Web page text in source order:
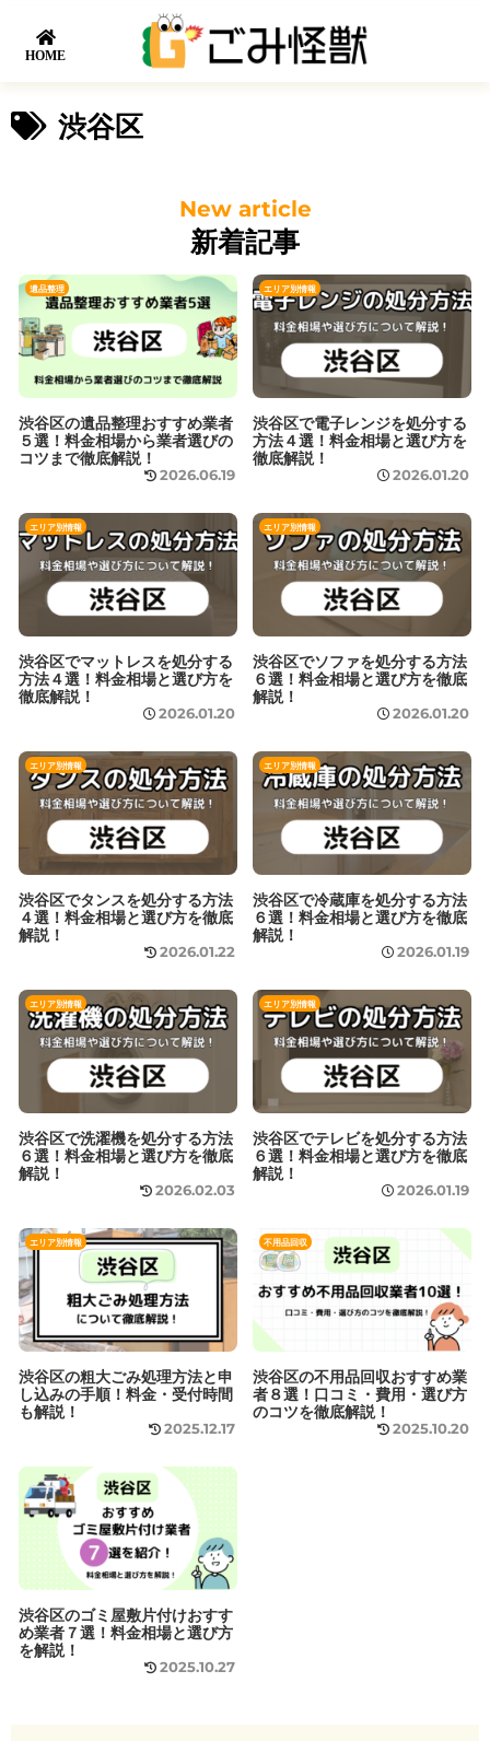
HOME
渋谷区
新着記事
遺品整理
渋谷区の遺品整理おすすめ業者
５選！料金相場から業者選びの
コツまで徹底解説！
2026.06.19
エリア別情報
渋谷区で電子レンジを処分する
方法４選！料金相場と選び方を
徹底解説！
2026.01.20
エリア別情報
渋谷区でマットレスを処分する
方法４選！料金相場と選び方を
徹底解説！
2026.01.20
エリア別情報
渋谷区でソファを処分する方法
６選！料金相場と選び方を徹底
解説！
2026.01.20
エリア別情報
渋谷区でタンスを処分する方法
４選！料金相場と選び方を徹底
解説！
2026.01.22
エリア別情報
渋谷区で冷蔵庫を処分する方法
６選！料金相場と選び方を徹底
解説！
2026.01.19
エリア別情報
渋谷区で洗濯機を処分する方法
６選！料金相場と選び方を徹底
解説！
2026.02.03
エリア別情報
渋谷区でテレビを処分する方法
６選！料金相場と選び方を徹底
解説！
2026.01.19
エリア別情報
渋谷区の粗大ごみ処理方法と申
し込みの手順！料金・受付時間
も解説！
2025.12.17
不用品回収
渋谷区の不用品回収おすすめ業
者８選！口コミ・費用・選び方
のコツを徹底解説！
2025.10.20
渋谷区のゴミ屋敷片付けおすす
め業者７選！料金相場と選び方
を解説！
2025.10.27